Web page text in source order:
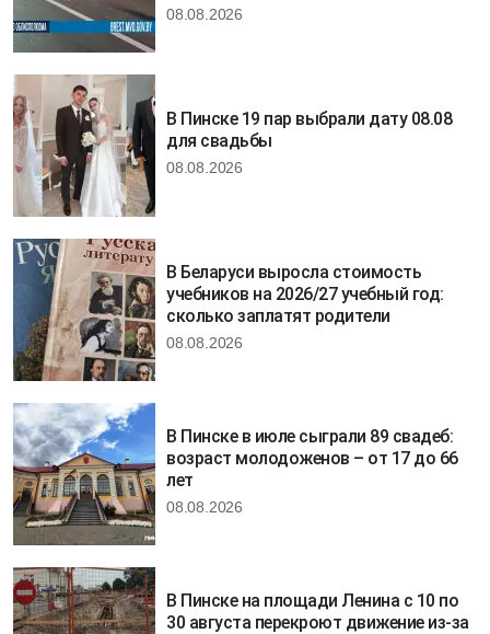
08.08.2026
В Пинске 19 пар выбрали дату 08.08
для свадьбы
08.08.2026
В Беларуси выросла стоимость
учебников на 2026/27 учебный год:
сколько заплатят родители
08.08.2026
В Пинске в июле сыграли 89 свадеб:
возраст молодоженов – от 17 до 66
лет
08.08.2026
В Пинске на площади Ленина с 10 по
30 августа перекроют движение из-за